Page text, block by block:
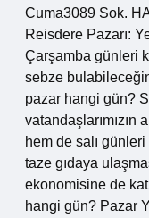
Cuma3089 Sok.
Reisdere Pazarı:
Çarşamba günleri
sebze
pazar hangi gün?
vatandaşlarımızın
hem de salı günleri
taze gıdaya
ekonomisine de
hangi gün? Pazar